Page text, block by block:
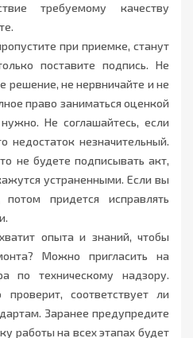
требуемому качеству
при приемке, станут
поставите подпись. Не
решение, не нервничайте и не
право заниматься оценкой
Не соглашайтесь, если
недостаток незначительный.
не будете подписывать акт,
устраненными. Если вы
придется исправлять
опыта и знаний, чтобы
Можно пригласить на
по техническому надзору.
проверит, соответствует ли
Заранее предупредите
работы на всех этапах будет